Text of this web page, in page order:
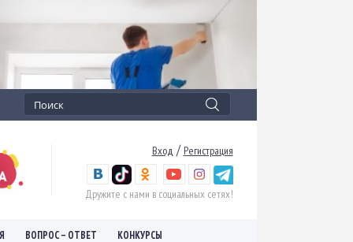
Вход / Регистрация
Дружите с нами в социальных сетях!
ВОПРОС – ОТВЕТ КОНКУРСЫ